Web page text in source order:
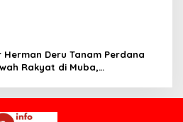
Herman Deru Tanam Perdana
Rakyat di Muba,